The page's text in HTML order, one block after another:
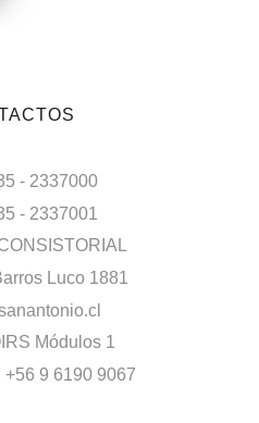
- 2337000
- 2337001
Luco 1881
Módulos 1
+56 9 6190 9067